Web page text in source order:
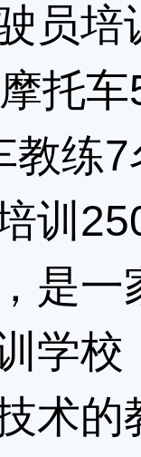
员
托
教练
训
是
学
术